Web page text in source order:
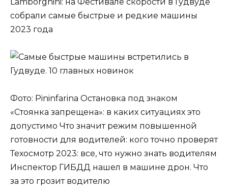
собрали самые быстрые и редкие машины
2023 года
Фото: Pininfarina Остановка под знаком
«Стоянка запрещена»: в каких ситуациях это
допустимо Что значит режим повышенной
готовности для водителей: кого точно проверят
Техосмотр 2023: все, что нужно знать водителям
Инспектор ГИБДД нашел в машине дрон. Что
за это грозит водителю